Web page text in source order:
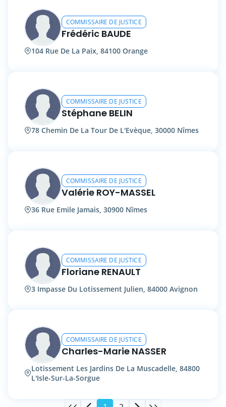
COMMISSAIRE DE JUSTICE
Frédéric BAUDE
104 Rue De La Paix, 84100 Orange
COMMISSAIRE DE JUSTICE
Stéphane BELIN
78 Chemin De La Tour De L'Evèque, 30000 Nîmes
COMMISSAIRE DE JUSTICE
Valérie ROY-MASSEL
36 Rue Emile Jamais, 30900 Nîmes
COMMISSAIRE DE JUSTICE
Floriane RENAULT
3 Impasse Du Lotissement Julien, 84000 Avignon
COMMISSAIRE DE JUSTICE
Charles-Marie NASSER
Lotissement Les Jardins De La Muscadelle, 84800
L'Isle-Sur-La-Sorgue